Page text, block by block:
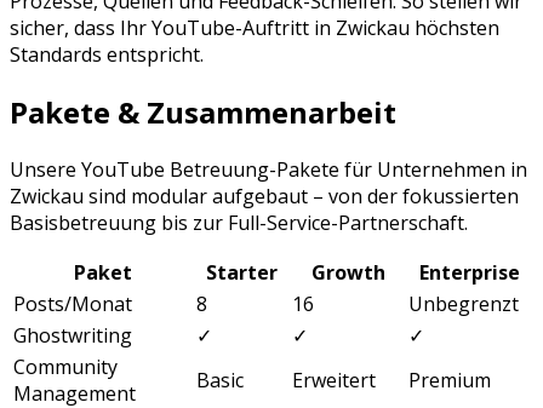
sicher, dass IhrYouTube-Auftritt in Zwickau höchsten
Standards entspricht.
Pakete & Zusammenarbeit
Unsere YouTube Betreuung-Pakete für Unternehmen in
Zwickau sind modular aufgebaut – von der fokussierten
Basisbetreuung bis zur Full-Service-Partnerschaft.
Paket
Starter Growth
Enterprise
Posts/Monat
8 16
Unbegrenzt
Ghostwriting
✓ ✓
✓
Community
Management
Basic Erweitert
Premium